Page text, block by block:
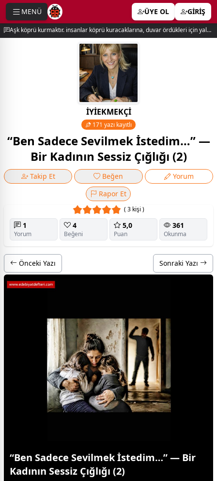
MENÜ ÜYE OL GİRİŞ
Aşk köprü kurmaktır. insanlar köprü kuracaklarına, duvar ördükleri için yalnız kalırlar. newton
İYİEKMEKÇİ
171 yazı kayıtlı
“Ben Sadece Sevilmek İstedim…” —
Bir Kadının Sessiz Çığlığı (2)
Takip Et Beğen
Yorum
Rapor Et
( 3 kişi )
1
Yorum
4
Beğeni
5,0
Puan
361
Okunma
Önceki Yazı Sonraki Yazı
“Ben Sadece Sevilmek İstedim…” — Bir
Kadının Sessiz Çığlığı (2)
menu